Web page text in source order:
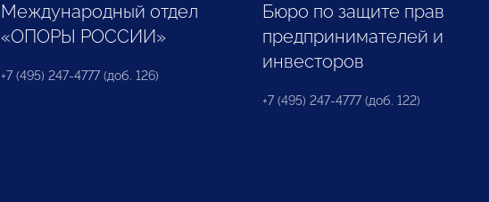
Международный отдел
«ОПОРЫ РОССИИ»
+7 (495) 247-4777 (доб. 126)
Бюро по защите прав
предпринимателей и
инвесторов
+7 (495) 247-4777 (доб. 122)